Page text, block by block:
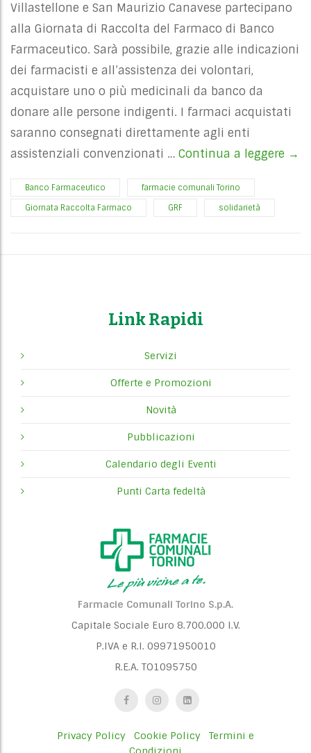
Villastellone e San Maurizio Canavese partecipano
alla Giornata di Raccolta del Farmaco di Banco
Farmaceutico. Sarà possibile, grazie alle indicazioni
dei farmacisti e all’assistenza dei volontari,
acquistare uno o più medicinali da banco da
donare alle persone indigenti. I farmaci acquistati
saranno consegnati direttamente agli enti
assistenziali convenzionati … Continua a leggere 9 e
→
Banco Farmaceutico farmacie comunali Torino
Giornata Raccolta Farmaco GRF solidarietà
Link Rapidi
Servizi
Offerte e Promozioni
Novità
Pubblicazioni
Calendario degli Eventi
Punti Carta fedeltà
Farmacie Comunali Torino S.p.A.
Capitale Sociale Euro 8.700.000 I.V.
P.IVA e R.I. 09971950010
R.E.A. TO1095750
Privacy Policy Cookie Policy
Termini e